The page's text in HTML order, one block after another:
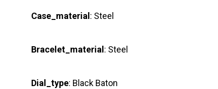
Case_material : Steel
Bracelet_material : Steel
Dial_type: Black Baton